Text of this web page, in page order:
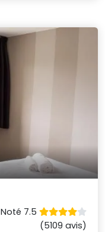
Noté 7.5
(5109 avis)